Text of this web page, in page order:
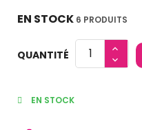
EN STOCK 6 PRODUITS
QUANTITÉ
EN STOCK